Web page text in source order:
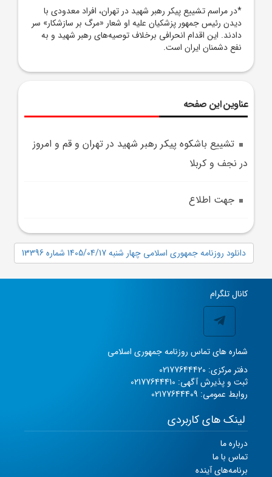
*در مراسم تشییع پیکر رهبر شهید در تهران، افراد معدودی با
دیدن رئیس‌ جمهور پزشکیان علیه او شعار «مرگ بر سازشکار» سر
دادند. این اقدام انحرافی برخلاف توصیه‌های رهبر شهید و به
نفع دشمنان ایران است.
عناوین این صفحه
تشييع باشکوه پيکر رهبر شهيد در تهران و قم و امروز
در نجف و کربلا
جهت اطلاع
دانلود روزنامه جمهوری اسلامی چهار شنبه 1405/04/17 شماره 13396
کانال تلگرام
شماره های تماس روزنامه جمهوری اسلامی
دفتر مرکزی: 02177644420
ثبت و پذیرش آگهی: 02177644410
روابط عمومی: 02177644409
لینک های کاربردی
درباره ما
تماس با ما
برنامه‌های آینده